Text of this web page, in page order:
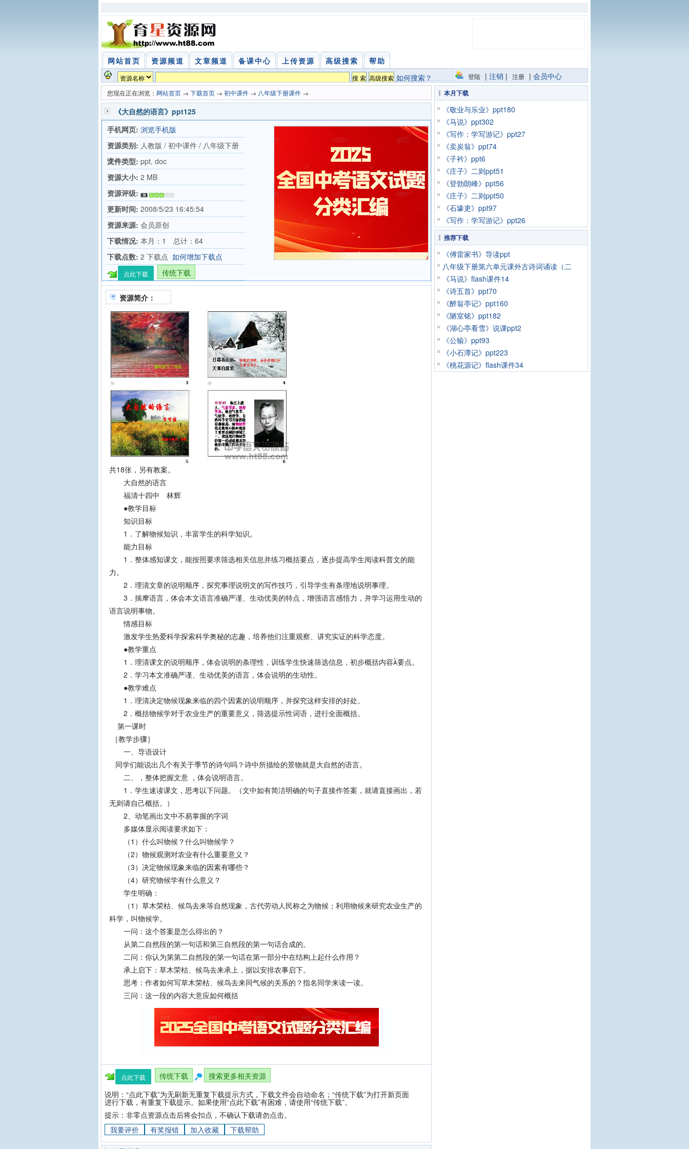
网站首页 资源频道 文章频道 备课中心 上传资源 高级搜索
帮助
如何搜索？
登陆 | 注销 | 注册 | 会员中心
您现在正在浏览： 网站首页 → 下载首页 → 初中课件 → 八年级下册课件 →
《大自然的语言》ppt125
手机网页: 浏览手机版
资源类别: 人教版 / 初中课件 / 八年级下册
课件
文件类型: ppt, doc
资源大小: 2 MB
资源评级:
更新时间: 2008/5/23 16:45:54
资源来源: 会员原创
下载情况: 本月：1 总计：64
下载点数: 2 下载点 如何增加下载点
点此下载 传统下载
资源简介：
共18张，另有教案。
大自然的语言
福清十四中 林辉
●教学目标
知识目标
1．了解物候知识，丰富学生的科学知识。
能力目标
1．整体感知课文，能按照要求筛选相关信息并练习概括要点，逐步提高学生阅读科普文的能
力。
2．理清文章的说明顺序，探究事理说明文的写作技巧，引导学生有条理地说明事理。
3．揣摩语言，体会本文语言准确严谨、生动优美的特点，增强语言感悟力，并学习运用生动的
语言说明事物。
情感目标
激发学生热爱科学探索科学奥秘的志趣，培养他们注重观察、讲究实证的科学态度。
●教学重点
1．理清课文的说明顺序，体会说明的条理性，训练学生快速筛选信息，初步概括内容要点。
2．学习本文准确严谨、生动优美的语言，体会说明的生动性。
●教学难点
1．理清决定物候现象来临的四个因素的说明顺序，并探究这样安排的好处。
2．概括物候学对于农业生产的重要意义，筛选提示性词语，进行全面概括。
第一课时
［教学步骤］
一、导语设计
同学们能说出几个有关于季节的诗句吗？诗中所描绘的景物就是大自然的语言。
二、，整体把握文意 ，体会说明语言。
1．学生速读课文，思考以下问题。（文中如有简洁明确的句子直接作答案，就请直接画出，若
无则请自己概括。）
2、动笔画出文中不易掌握的字词
多媒体显示阅读要求如下：
（1）什么叫物候？什么叫物候学？
（2）物候观测对农业有什么重要意义？
（3）决定物候现象来临的因素有哪些？
（4）研究物候学有什么意义？
学生明确：
（1）草木荣枯、候鸟去来等自然现象，古代劳动人民称之为物候；利用物候来研究农业生产的
科学，叫物候学。
一问：这个答案是怎么得出的？
从第二自然段的第一句话和第三自然段的第一句话合成的。
二问：你认为第第二自然段的第一句话在第一部分中在结构上起什么作用？
承上启下：草木荣枯、候鸟去来承上，据以安排农事启下。
思考：作者如何写草木荣枯、候鸟去来同气候的关系的？指名同学来读一读。
三问：这一段的内容大意应如何概括
点此下载 传统下载
搜索更多相关资源
说明：“点此下载”为无刷新无重复下载提示方式，下载文件会自动命名；“传统下载”为打开新页面
进行下载，有重复下载提示。如果使用“点此下载”有困难，请使用“传统下载”。
提示：非零点资源点击后将会扣点，不确认下载请勿点击。
我要评价
有奖报错 加入收藏 下载帮助
本月下载
《敬业与乐业》ppt180
《马说》ppt302
《写作：学写游记》ppt27
《卖炭翁》ppt74
《子衿》ppt6
《庄子》二则ppt51
《登勃朗峰》ppt56
《庄子》二则ppt50
《石壕吏》ppt97
《写作：学写游记》ppt26
推荐下载
《傅雷家书》导读ppt
八年级下册第六单元课外古诗词诵读（二
《马说》flash课件14
《诗五首》ppt70
《醉翁亭记》ppt160
《陋室铭》ppt182
《湖心亭看雪》说课ppt2
《公输》ppt93
《小石潭记》ppt223
《桃花源记》flash课件34